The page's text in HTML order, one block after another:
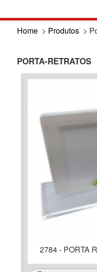
Home > Produtos >
PORTA-RETRATOS
2784 - PORTA